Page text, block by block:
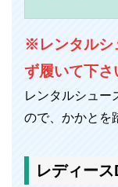
※レンタルシ
ず履いて下さ
レンタルシュー
ので、かかとを
レディース